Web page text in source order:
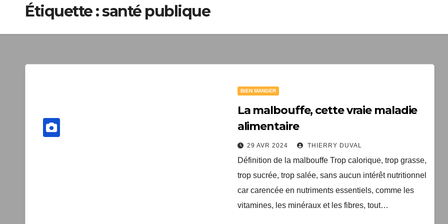
Étiquette :santé publique
BIEN MANGER
La malbouffe, cette vraie maladie
alimentaire
29 AVR 2024 THIERRY DUVAL
Définition de la malbouffe Trop calorique, trop
grasse, trop sucrée, trop salée, sans aucun intérêt
nutritionnel car carencée en nutriments essentiels,
comme les vitamines, les minéraux et les fibres,
à télécharger
santé"
TopEquilibre.fr pour vous
contenant des offres
de désabonnement
Une erreur est survenue
formulaire. Merci de
Votre inscription a bien été
livre numérique a été
arriver d'ici quelques